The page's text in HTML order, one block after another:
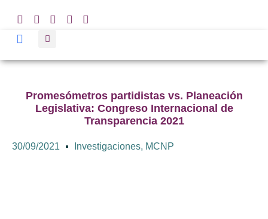
Promesómetros partidistas vs. Planeación
Legislativa: Congreso Internacional de
Transparencia 2021
30/09/2021 Investigaciones, MCNP